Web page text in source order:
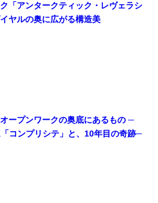
「アンタークティック・レヴェラシ
ヤルの奥に広がる構造美
ープンワークの奥底にあるもの ─
コンプリシテ」と、10年目の奇跡─